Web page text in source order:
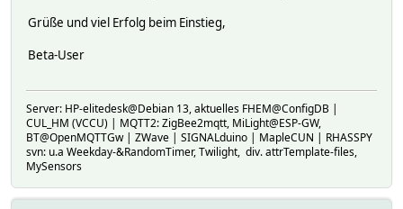
Grüße und viel Erfolg beim Einstieg,
Beta-User
Server: HP-elitedesk@Debian 13, aktuelles FHEM@ConfigDB |
CUL_HM (VCCU) | MQTT2: ZigBee2mqtt, MiLight@ESP-GW,
BT@OpenMQTTGw | ZWave | SIGNALduino | MapleCUN | RHASSPY
svn: u.a Weekday-&RandomTimer, Twilight, div. attrTemplate-files,
MySensors